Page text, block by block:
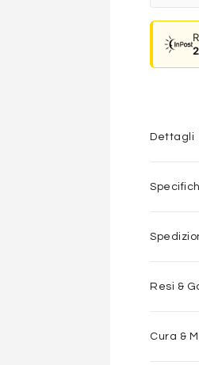
Dettagli
Resi &
Cura &